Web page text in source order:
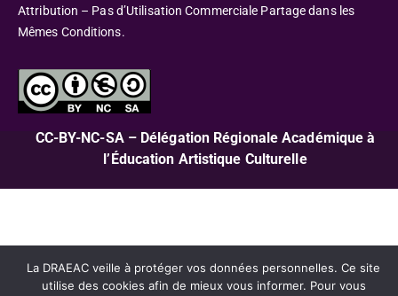
Attribution – Pas d’Utilisation Commerciale Partage dans les
Mêmes Conditions.
CC-BY-NC-SA – Délégation Régionale Académique à
l’Éducation Artistique Culturelle
La DRAEAC veille à protéger vos données personnelles. Ce site
utilise des cookies afin de mieux vous informer. Pour vous